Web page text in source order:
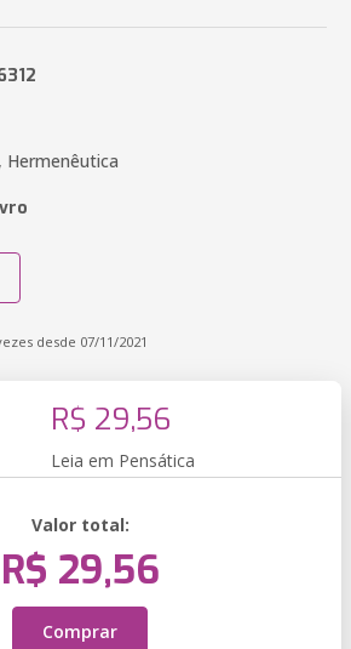
desde 07/11/2021
R$ 29,56
Leia em Pensática
Valor total:
R$ 29,56
Comprar